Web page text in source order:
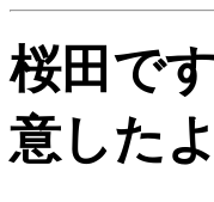
桜田で
意した